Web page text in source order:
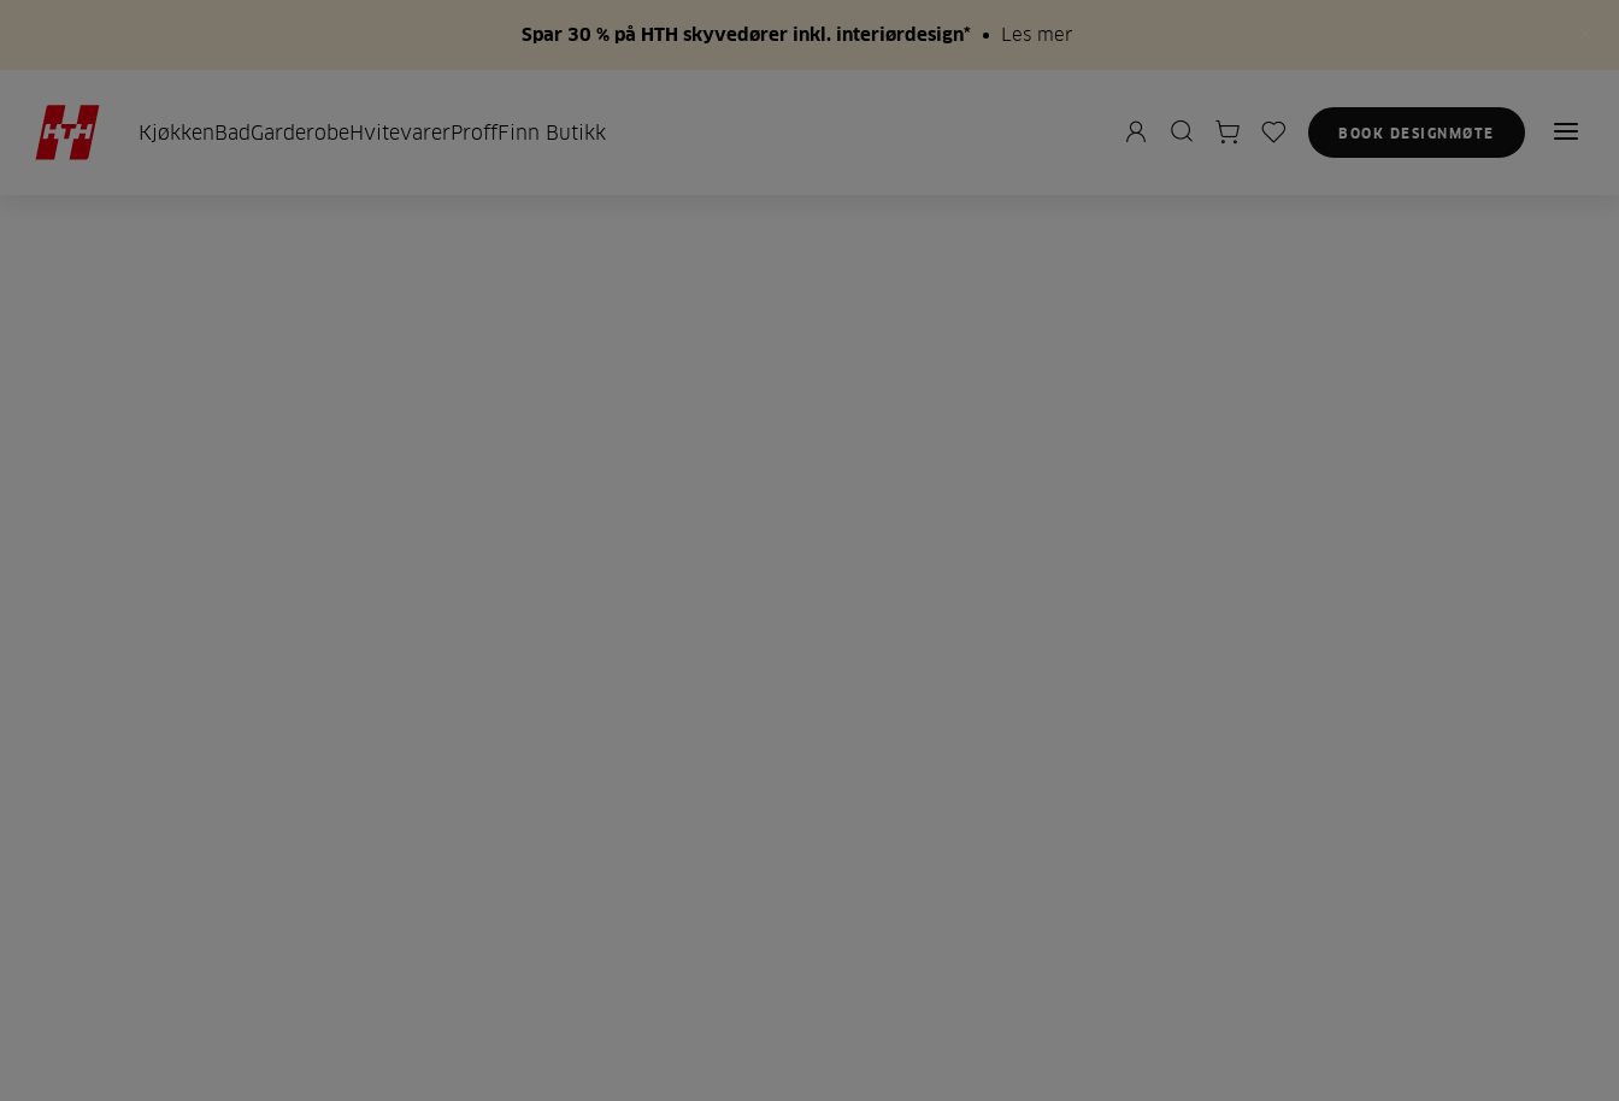
Spar 30 % på HTH skyvedører inkl. interiørdesign* Les mer
KjøkkenBadGarderobeHvitevarerProffFinn Butikk BOOK DESIGNMØTE